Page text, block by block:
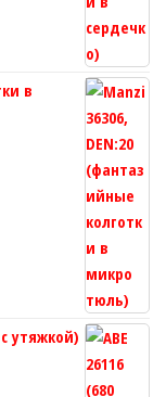
в
утяжкой)